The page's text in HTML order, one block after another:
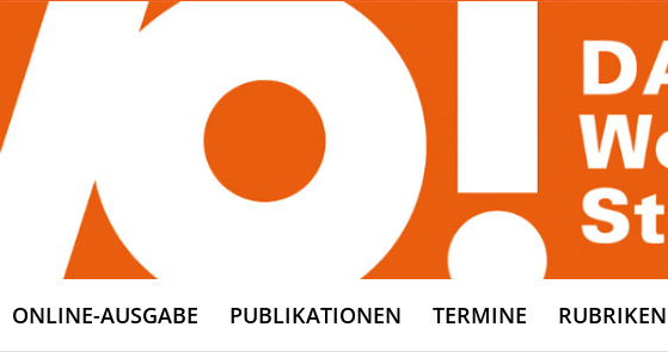
ONLINE-AUSGABE PUBLIKATIONEN TERMINE RUBRIKEN